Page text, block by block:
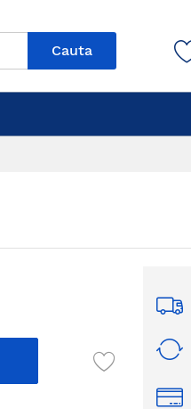
Cauta